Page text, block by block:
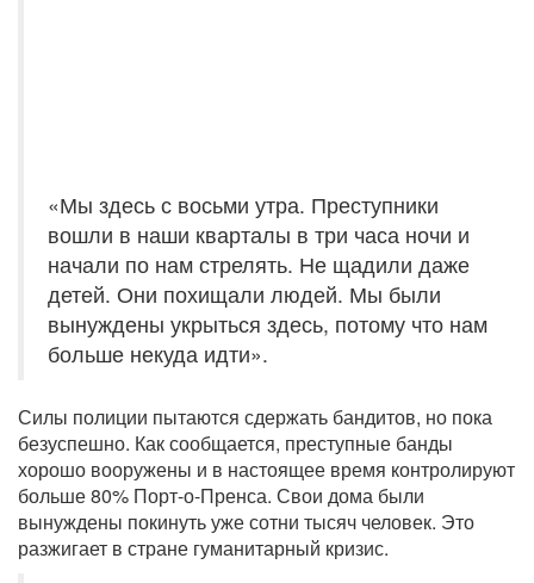
«Мы здесь с восьми утра. Преступники
вошли в наши кварталы в три часа ночи и
начали по нам стрелять. Не щадили даже
детей. Они похищали людей. Мы были
вынуждены укрыться здесь, потому что нам
больше некуда идти».
Силы полиции пытаются сдержать бандитов, но пока
безуспешно. Как сообщается, преступные банды
хорошо вооружены и в настоящее время контролируют
больше 80% Порт-о-Пренса. Свои дома были
вынуждены покинуть уже сотни тысяч человек. Это
разжигает в стране гуманитарный кризис.